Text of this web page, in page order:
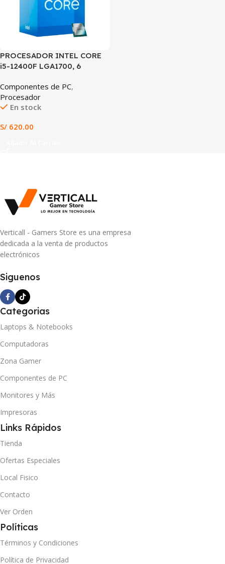
PROCESADOR INTEL CORE
i5-12400F LGA1700, 6
4.4GHz, CACHE 18MB, ALTO
RENDIMIENTO GAMER Y
OFIMÁTICA
Componentes de PC,
Procesador
En stock
S/ 620.00
Verticall - Gamers Store es una empresa
dedicada a la venta de productos
electrónicos
Siguenos
Categorias
Laptops & Notebooks
Computadoras
Zona Gamer
Componentes de PC
Monitores y Más
Impresoras
Links Rápidos
Tienda
Ofertas Especiales
Local Fisico
Contacto
Ver Orden
Políticas
Términos y Condiciones
Política de Privacidad